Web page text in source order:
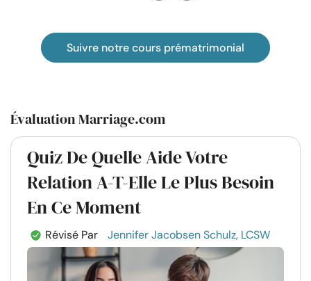
Suivre notre cours prématrimonial
Évaluation Marriage.com
Quiz De Quelle Aide Votre
Relation A-T-Elle Le Plus Besoin
En Ce Moment
Révisé Par Jennifer Jacobsen Schulz, LCSW